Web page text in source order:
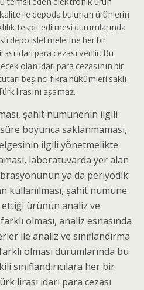
ile depoda bulunan ürünlerin
tespit edilmesi durumlarında
depo işletmelerine her bir
idari para cezası verilir. Bu
olan idari para cezasının bir
beşinci fıkra hükümleri saklı
lirasını aşamaz.
şahit numunenin ilgili
boyunca saklanmaması,
ilgili yönetmelikte
laboratuvarda yer alan
ya da periyodik
kullanılması, şahit numune
ürünün analiz ve
olması, analiz esnasında
ile analiz ve sınıflandırma
olması durumlarında bu
sınıflandırıcılara her bir
lirası idari para cezası